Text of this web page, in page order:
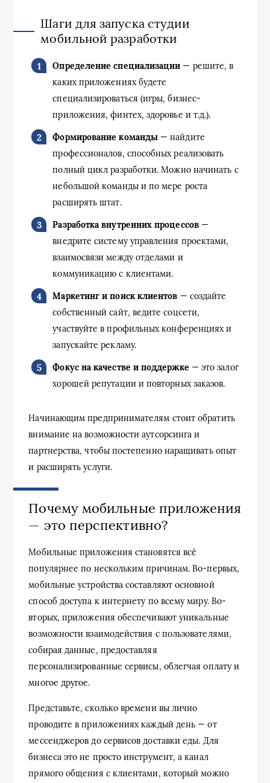
Шаги для запуска студии
мобильной разработки
Определение специализации — решите, в
каких приложениях будете
специализироваться (игры, бизнес-
приложения, финтех, здоровье и т.д.).
Формирование команды — найдите
профессионалов, способных реализовать
полный цикл разработки. Можно начинать с
небольшой команды и по мере роста
расширять штат.
Разработка внутренних процессов—
внедрите систему управления проектами,
взаимосвязи между отделами и
коммуникацию с клиентами.
Маркетинг и поиск клиентов — создайте
собственный сайт, ведите соцсети,
участвуйте в профильных конференциях и
запускайте рекламу.
Фокус на качестве и поддержке — это залог
хорошей репутации и повторных заказов.
Начинающим предпринимателям стоит обратить
внимание на возможности аутсорсинга и
партнерства, чтобы постепенно наращивать опыт
и расширять услуги.
Почему мобильные приложения
— это перспективно?
Мобильные приложения становятся всё
популярнее по нескольким причинам. Во-первых,
мобильные устройства составляют основной
способ доступа к интернету по всему миру. Во-
вторых, приложения обеспечивают уникальные
возможности взаимодействия с пользователями,
собирая данные, предоставляя
персонализированные сервисы, облегчая оплату и
многое другое.
Представьте, сколько времени вы лично
проводите в приложениях каждый день — от
мессенджеров до сервисов доставки еды. Для
бизнеса это не просто инструмент, а канал
прямого общения с клиентами, который можно